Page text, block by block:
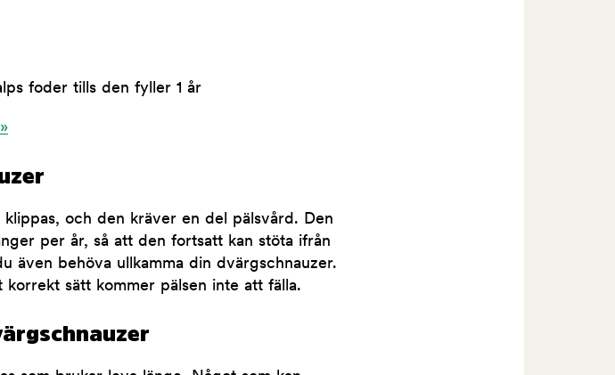
foder tills den fyller 1 år
och den kräver en del pälsvård. Den
per år, så att den fortsatt kan stöta ifrån
även behöva ullkamma din dvärgschnauzer.
sätt kommer pälsen inte att fälla.